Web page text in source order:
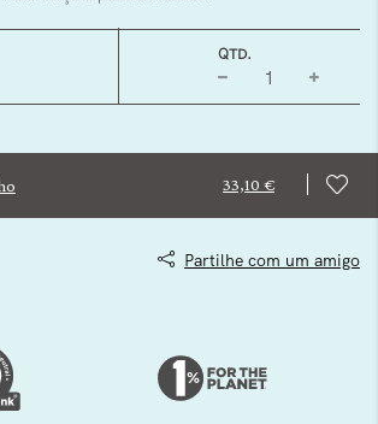
QTD.
33,10 €
Partilhe com um amigo